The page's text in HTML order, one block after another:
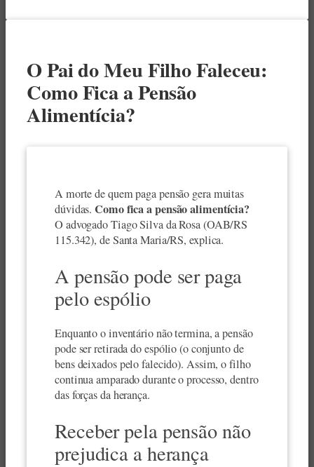
O Pai do Meu Filho Faleceu:
Como Fica a Pensão
Alimentícia?
A morte de quem paga pensão gera muitas
dúvidas.Como fica a pensão alimentícia?
O advogado Tiago Silva da Rosa (OAB/RS
115.342), de Santa Maria/RS, explica.
A pensão pode ser paga
pelo espólio
Enquanto o inventário não termina, a pensão
pode ser retirada do espólio (o conjunto de
bens deixados pelo falecido). Assim, o filho
continua amparado durante o processo, dentro
das forças da herança.
Receber pela pensão não
prejudica a herança